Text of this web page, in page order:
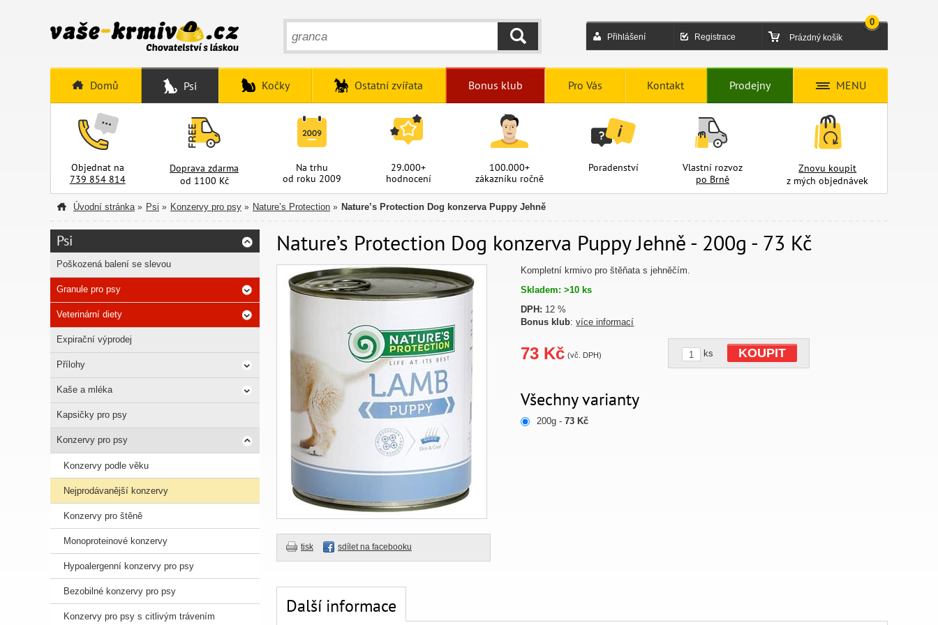
Přihlášení Registrace Prázdný košík
0
HLEDAT
Domů Psi Kočky Ostatní zvířata Bonus klub Pro Vás Kontakt Prodejny MENU
Objednat na
739 854 814
Doprava zdarma
od 1100 Kč
Na trhu
od roku 2009
29.000+
hodnocení
100.000+
zákazníku ročně
Poradenství
Vlastní rozvoz
po Brně
Znovu koupit
z mých objednávek
Úvodní stránka » Psi » Konzervy pro psy » Nature’s Protection » Nature’s Protection Dog konzerva Puppy Jehně
Nature’s Protection Dog konzerva Puppy Jehně - 200g - 73 Kč
tisk sdílet na facebooku
Kompletní krmivo pro štěňata s jehněčím.
Skladem: >10 ks
DPH: 12 %
Bonus klub:více informací
73 Kč (vč. DPH) ks KOUPIT
Všechny varianty
200g -73 Kč
Další informace
Psi
Poškozená balení se slevou
Granule pro psy
Veterinární diety
Expirační výprodej
Přílohy
Kaše a mléka
Kapsičky pro psy
Konzervy pro psy
Konzervy podle věku
Nejprodávanější konzervy
Konzervy pro štěně
Monoproteinové konzervy
Hypoalergenní konzervy pro psy
Bezobilné konzervy pro psy
Konzervy pro psy s citlivým trávením